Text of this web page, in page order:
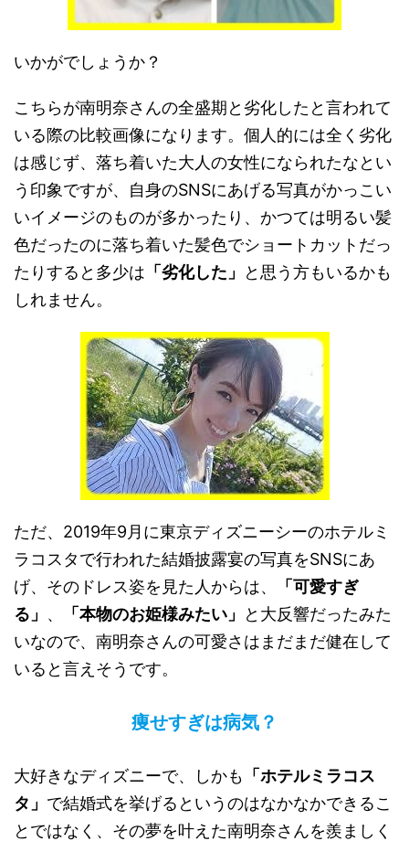
いかがでしょうか？
こちらが南明奈さんの全盛期と劣化したと言われて
いる際の比較画像になります。個人的には全く劣化
は感じず、落ち着いた大人の女性になられたなとい
う印象ですが、自身のSNSにあげる写真がかっこい
いイメージのものが多かったり、かつては明るい髪
色だったのに落ち着いた髪色でショートカットだっ
たりすると多少は 「劣化した」
と思う方もいるかも
しれません。
ただ、2019年9月に東京ディズニーシーのホテルミ
ラコスタで行われた結婚披露宴の写真をSNSにあ
げ、そのドレス姿を見た人からは、
「可愛すぎ
る」 、 「本物のお姫様みたい」
と大反響だったみた
いなので、南明奈さんの可愛さはまだまだ健在して
いると言えそうです。
痩せすぎは病気？
大好きなディズニーで、しかも 「ホテルミラコス
タ」 で結婚式を挙げるというのはなかなかできるこ
とではなく、その夢を叶えた南明奈さんを羨ましく